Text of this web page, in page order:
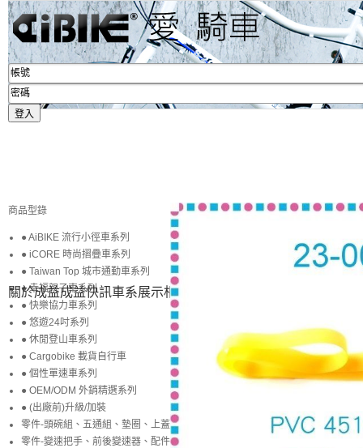
關於成益成益快訊車系展示相簿賞圖
商品型錄
● AiBIKE 流行小徑車系列
● iCORE 時尚摺疊車系列
● Taiwan Top 城市通勤車系列
● 幸福親子車系列
● 快樂協力車系列
● 悠遊24吋系列
● 休閒登山車系列
● Cargobike 載貨自行車
● 個性單速車系列
● OEM/ODM 外銷精選系列
● (出廠前)升級/加裝
零件-頭碗組、五通組、墊圈、上蓋
零件-變速把手、前後變速器、配件